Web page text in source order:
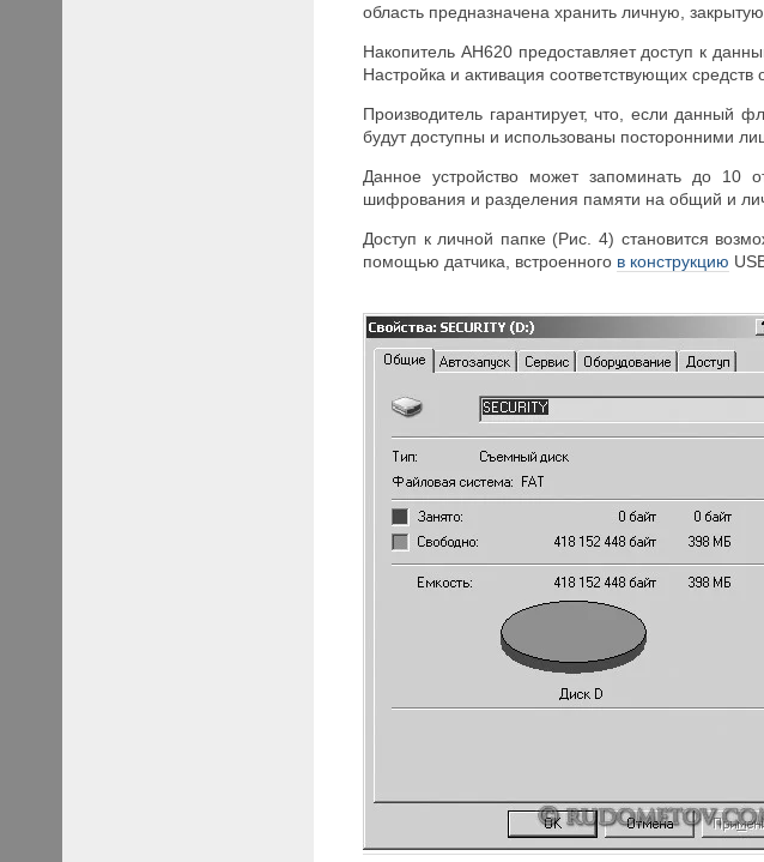
область предназначена хранить личную,
Накопитель AH620 предоставляет доступ к
Настройка и активация соответствующих
Производитель гарантирует, что, если данный
будут доступны и использованы посторонними
Данное устройство может запоминать до 10
шифрования и разделения памяти на общий и
Доступ к личной папке (Рис. 4) становится
помощью датчика, встроенного в конструкцию